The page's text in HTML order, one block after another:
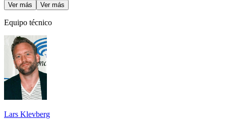
Ver más Ver más
Equipo técnico
Lars Klevberg